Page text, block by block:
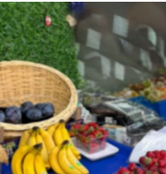
Gündem
Sağlık
Eğitim
Ekonomi
Haber Arşivi